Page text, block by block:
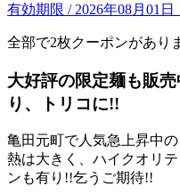
有効期限 / 2026年08月01日
全部で2枚クーポンがあり
大好評の限定麺も販
り、トリコに!!
亀田元町で人気急上昇中
熱は大きく、ハイクオリ
ンも有り!!乞うご期待!!